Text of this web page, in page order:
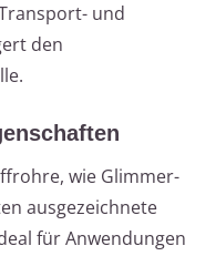
und
den
wie Glimmer-
ausgezeichnete
für Anwendungen